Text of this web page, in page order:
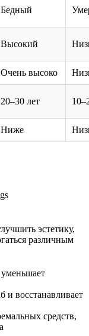
Бедный
Высокий
Очень высоко
20–30 лет
Ниже
эстетику,
различным
и восстанавливает
средств,